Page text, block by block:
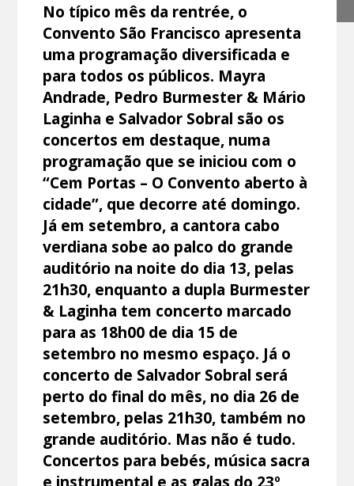
No típico mês da rentrée, o
Convento São Francisco apresenta
uma programação diversificada e
para todos os públicos. Mayra
Andrade, Pedro Burmester & Mário
Laginha e Salvador Sobral são os
concertos em destaque, numa
programação que se iniciou com o
“Cem Portas – O Convento aberto à
cidade”, que decorre até domingo.
Já em setembro, a cantora cabo
verdiana sobe ao palco do grande
auditório na noite do dia 13, pelas
21h30, enquanto a dupla Burmester
& Laginha tem concerto marcado
para as 18h00 de dia 15 de
setembro no mesmo espaço. Já o
concerto de Salvador Sobral será
perto do final do mês, no dia 26 de
setembro, pelas 21h30, também no
grande auditório. Mas não é tudo.
Concertos para bebés, música sacra